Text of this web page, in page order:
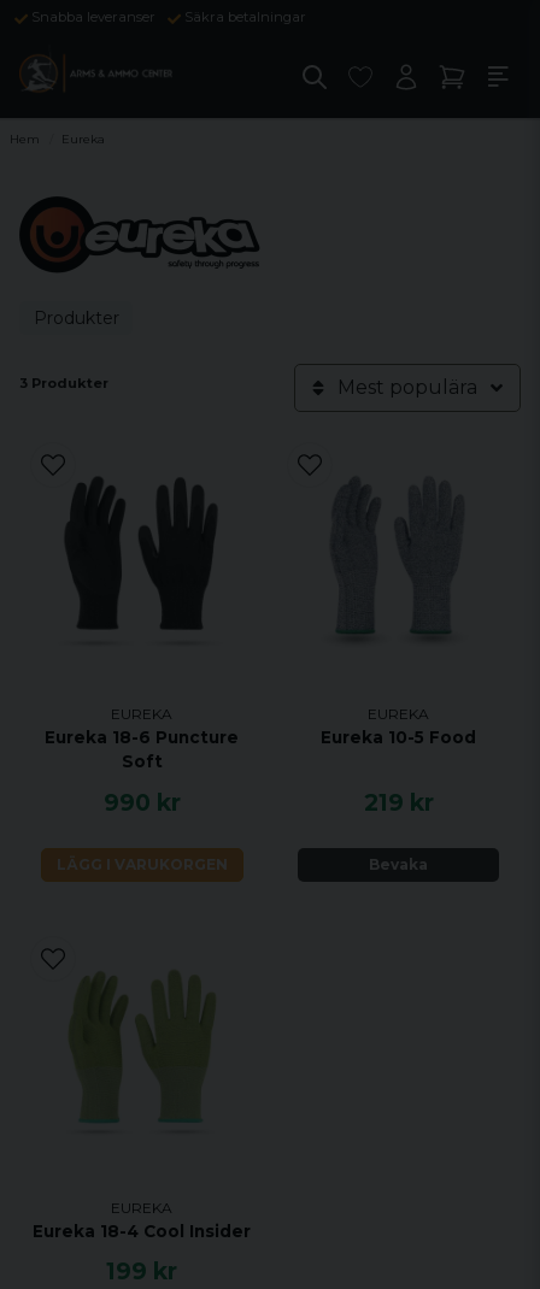
Snabba leveranser Säkra betalningar
Hem Eureka
Produkter
3 Produkter Mest populära
EUREKA
Eureka 18-6 Puncture
Soft
990 kr
LÄGG I VARUKORGEN
EUREKA
Eureka 10-5 Food
219 kr
Bevaka
EUREKA
Eureka 18-4 Cool Insider
199 kr